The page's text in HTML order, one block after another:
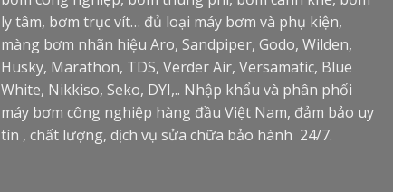
ly tâm, bơm trục vít… đủ loại máy bơm và phụ kiện,
màng bơm nhãn hiệu Aro, Sandpiper, Godo, Wilden,
Husky, Marathon, TDS, Verder Air, Versamatic, Blue
White, Nikkiso, Seko, DYI,.. Nhập khẩu và phân phối
máy bơm công nghiệp hàng đầu Việt Nam, đảm bảo uy
tín , chất lượng, dịch vụ sửa chữa bảo hành 24/7.